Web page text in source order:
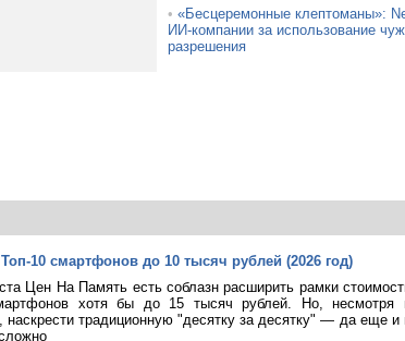
• «Бесцеремонные клептоманы»:
ИИ-компании за использование
разрешения
Топ-10 смартфонов до 10 тысяч рублей (2026 год)
Цен На Память есть соблазн расширить рамки
хотя бы до 15 тысяч рублей. Но, несмотря
наскрести традиционную "десятку за десятку" — да еще